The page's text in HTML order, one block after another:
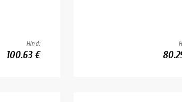
Hind:
100.63 €